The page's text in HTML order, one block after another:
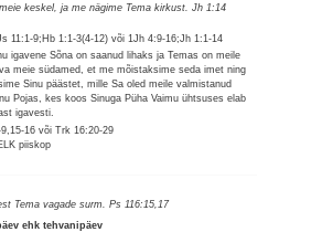
keskel, ja me nägime Tema kirkust. Jh 1:14
11:1-9;Hb 1:1-3(4-12) või 1Jh 4:9-16;Jh 1:1-14
igavene Sõna on saanud lihaks ja Temas on meile
meie südamed, et me mõistaksime seda imet ning
Sinu päästet, mille Sa oled meile valmistanud
Pojas, kes koos Sinuga Püha Vaimu ühtsuses elab
igavesti.
16 või Trk 16:20-29
piiskop
Tema vagade surm. Ps 116:15,17
ehk tehvanipäev